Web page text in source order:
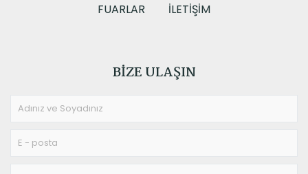
FUARLAR
İLETIŞIM
BIZE ULAŞIN